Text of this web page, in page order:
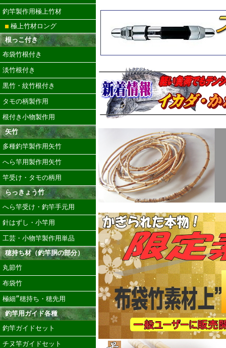
釣竿製作用極上竹材
極上竹材ロング
根っこ付き
布袋竹根付き
淡竹根付き
黒竹・紋竹根付き
タモの柄製作用
根付き小物製作用
矢竹
多種釣竿製作用矢竹
へら竿用製作用矢竹
竿受け・タモの柄用
らっきょう竹
へら竿受け・釣竿手元用
針はずし・小竿用
工芸・小物竿製作用単品
穂持ち材（釣竿胴の部分）
丸節竹
布袋竹
極細”穂持ち・穂先用
釣竿用ガイド各種
釣竿ガイドセット
チヌ竿ガイドセット